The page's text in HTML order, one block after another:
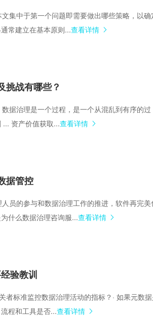
集中于第一个问题即需要做出哪些策略，以确
常建立在基本原则...查看详情
挑战有哪些？
据治理是一个过程，是一个从混乱到有序的过
... 资产价值获取...查看详情
据管控
员的参与和数据治理工作的推进，软件再完美
什么数据治理咨询服...查看详情
验教训
者标准监控数据治理活动的指标？· 如果元数
程和工具是否...查看详情